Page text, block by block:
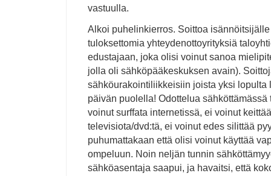
vastuulla.
Alkoi puhelinkierros. Soittoa
tuloksettomia yhteydenottoyrityksiä
edustajaan, joka olisi voinut sanoa
jolla oli sähköpääkeskuksen avain).
sähköurakointiliikkeisiin joista yksi lopulta
päivän puolella! Odottelua
voinut surffata internetissä, ei voinut
televisiota/dvd:tä, ei voinut edes silittää
puhumattakaan että olisi voinut käyttää
ompeluun. Noin neljän tunnin
sähköasentaja saapui, ja havaitsi, että